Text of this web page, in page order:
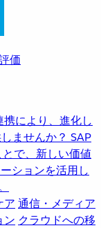
価
により、進化し
ませんか？ SAP
で、新しい価値
ションを活用し
ア 通信・メディア
ン クラウドへの移